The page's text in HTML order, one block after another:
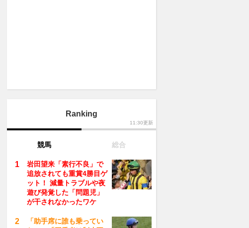
Ranking
11:30更新
競馬 総合
岩田望来「素行不良」で
追放されても重賞4勝目ゲ
ット！ 減量トラブルや夜
遊び発覚した「問題児」
が干されなかったワケ
「助手席に誰も乗ってい